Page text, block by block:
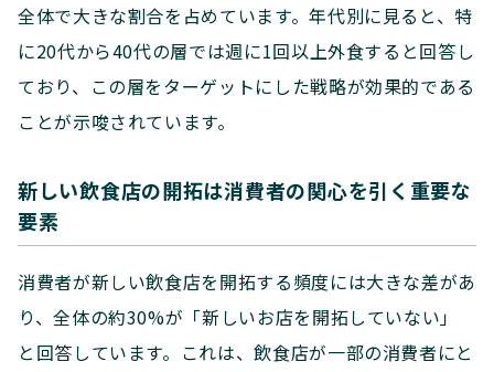
全体で大きな割合を占めています。年代別に見ると、特
に20代から40代の層では週に1回以上外食すると回答し
ており、この層をターゲットにした戦略が効果的である
ことが示唆されています。
新しい飲食店の開拓は消費者の関心を引く重要な
要素
消費者が新しい飲食店を開拓する頻度には大きな差があ
り、全体の約30%が「新しいお店を開拓していない」
と回答しています。これは、飲食店が一部の消費者にと